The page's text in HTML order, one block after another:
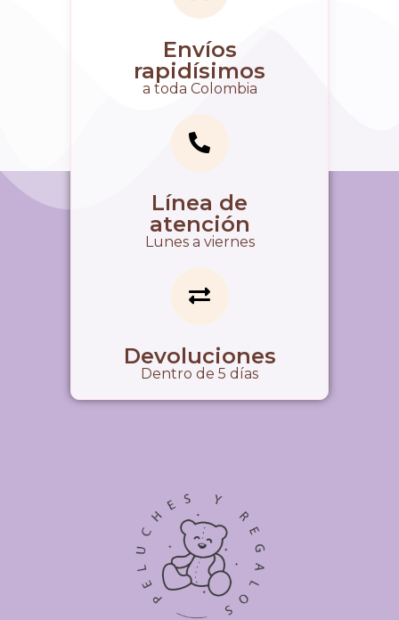
Envíos
rapidísimos
a toda Colombia
Línea de
atención
Lunes a viernes
Devoluciones
Dentro de 5 días